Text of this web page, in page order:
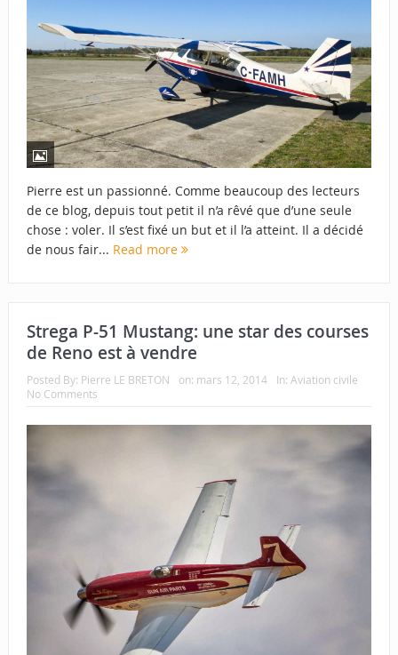
Pierre est un passionné. Comme beaucoup des lecteurs
de ce blog, depuis tout petit il n’a rêvé que d’une seule
chose : voler. Il s’est fixé un but et il l’a atteint. Il a décidé
de nous fair... Read more
Strega P-51 Mustang: une star des courses
de Reno est à vendre
Posted By: Pierre LE BRETON on: mars 12, 2014 In: Aviation civile
No Comments